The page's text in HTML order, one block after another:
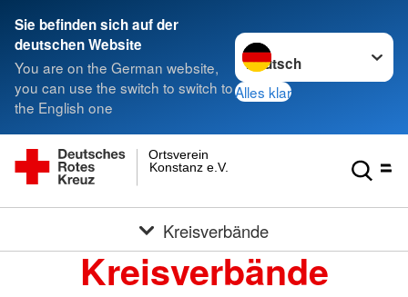
Sie befinden sich auf der
deutschen Website
You are on the German website,
you can use the switch to switch to
the English one
Sprache wechseln zu
Alles klar
Konstanz e.V.
Ortsverein
Kreisverbände
Kreisverbände